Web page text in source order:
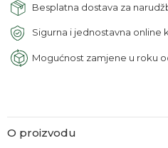
Besplatna dostava za
Sigurna i jednostavna online
Mogućnost zamjene u roku
O proizvodu